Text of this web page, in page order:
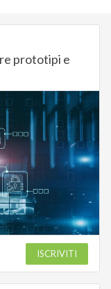
prototipi e
ISCRIVITI